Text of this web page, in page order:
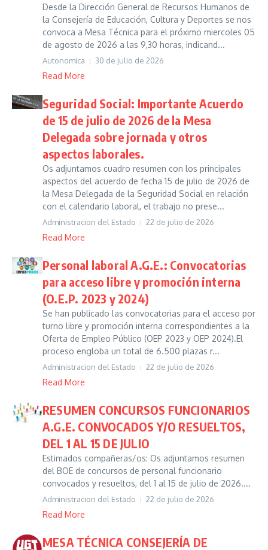
Desde la Dirección General de Recursos Humanos de
la Consejería de Educación, Cultura y Deportes se nos
convoca a Mesa Técnica para el próximo miercoles 05
de agosto de 2026 a las 9,30 horas, indicand...
Autonomica 30 de julio de 2026
Read More
Seguridad Social: Importante Acuerdo
de 15 de julio de 2026 de la Mesa
Delegada sobre jornada y otros
aspectos laborales.
Os adjuntamos cuadro resumen con los principales
aspectos del acuerdo de fecha 15 de julio de 2026 de
la Mesa Delegada de la Seguridad Social en relación
con el calendario laboral, el trabajo no prese...
Administracion del Estado 22 de julio de 2026
Read More
Personal laboral A.G.E.: Convocatorias
para acceso libre y promoción interna
(O.E.P. 2023 y 2024)
Se han publicado las convocatorias para el acceso por
turno libre y promoción interna correspondientes a la
Oferta de Empleo Público (OEP 2023 y OEP 2024).El
proceso engloba un total de 6.500 plazas r...
Administracion del Estado 22 de julio de 2026
Read More
RESUMEN CONCURSOS FUNCIONARIOS
A.G.E. CONVOCADOS Y/O RESUELTOS,
DEL 1 AL 15 DE JULIO
Estimados compañeras/os: Os adjuntamos resumen
del BOE de concursos de personal funcionario
convocados y resueltos, del 1 al 15 de julio de 2026....
Administracion del Estado 22 de julio de 2026
Read More
MESA TÉCNICA CONSEJERÍA DE